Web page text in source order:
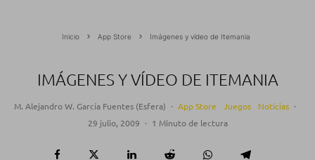
Inicio App Store Imágenes y vídeo de Itemania
IMÁGENES Y VÍDEO DE ITEMANIA
M. Alejandro W. García Fuentes (Esfera) · App Store Juegos Noticias ·
29 julio, 2009 · 1 Minuto de lectura